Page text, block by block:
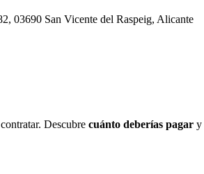
03690 San Vicente del Raspeig, Alicante
Descubre cuánto deberías pagar y